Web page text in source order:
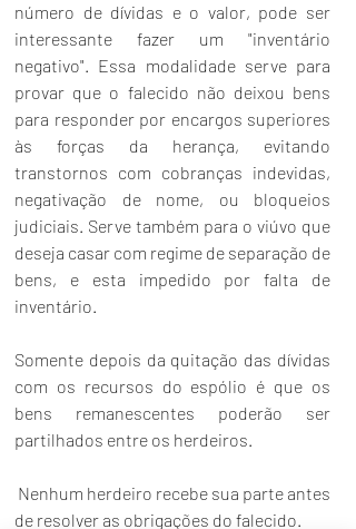
número de dívidas e o valor, pode ser
interessante fazer um "inventário
negativo". Essa modalidade serve para
provar que o falecido não deixou bens
para responder por encargos superiores
às forças da herança, evitando
transtornos com cobranças indevidas,
negativação de nome, ou bloqueios
judiciais. Serve também para o viúvo que
deseja casar com regime de separação de
bens, e esta impedido por falta de
inventário.
Somente depois da quitação das dívidas
com os recursos do espólio é que os
bens remanescentes poderão ser
partilhados entre os herdeiros.
Nenhum herdeiro recebe sua parte antes
de resolver as obrigações do falecido.